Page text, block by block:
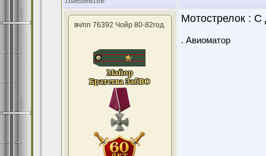
вч/пп 76392 Чойр 80-82год.
Мотострелок :
. Авиоматор